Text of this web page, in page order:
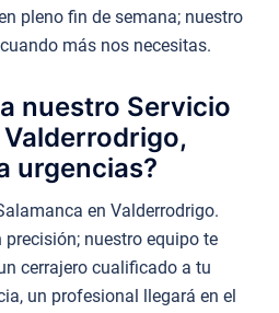
pleno fin de semana; nuestro
más nos necesitas.
nuestro Servicio
urgencias?
en Valderrodrigo.
nuestro equipo te
cerrajero cualificado a tu
un profesional llegará en el